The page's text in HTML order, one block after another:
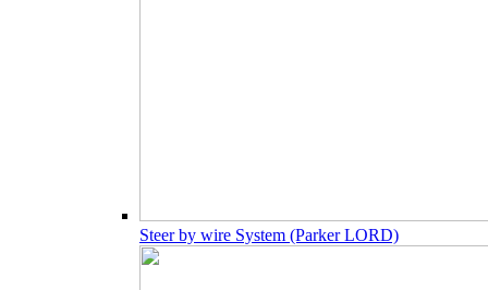
Steer by wire System (Parker LORD)